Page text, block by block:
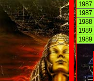
1987
1987
1988
1989
1989